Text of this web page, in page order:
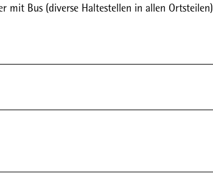
mit Bus (diverse Haltestellen in allen Ortsteilen)